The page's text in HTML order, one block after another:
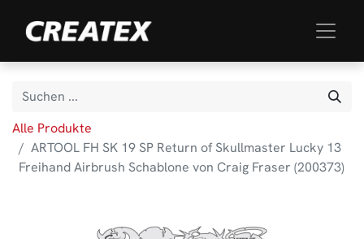
Alle Produkte
ARTOOL FH SK 19 SP Return of Skullmaster Lucky 13
Freihand Airbrush Schablone von Craig Fraser (200373)